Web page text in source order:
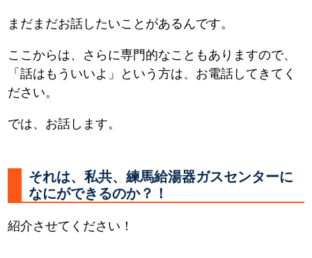
まだまだお話したいことがあるんです。
ここからは、さらに専門的なこともありますので、
「話はもういいよ」という方は、お電話してきてく
ださい。
では、お話します。
それは、私共、練馬給湯器ガスセンターに
なにができるのか？！
紹介させてください！